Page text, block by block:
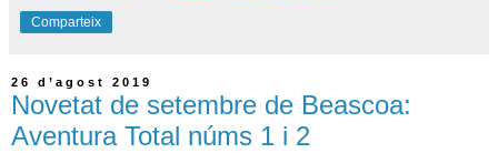
Comparteix
26 d’agost 2019
Novetat de setembre de Beascoa:
Aventura Total núms 1 i 2